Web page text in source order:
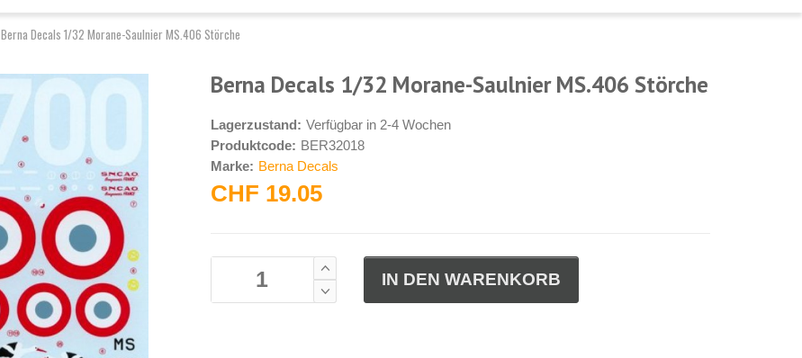
Berna Decals 1/32 Morane-Saulnier MS.406 Störche
Berna Decals 1/32 Morane-Saulnier MS.406 Störche
Lagerzustand: Verfügbar in 2-4 Wochen
Produktcode: BER32018
Marke: Berna Decals
CHF 19.05